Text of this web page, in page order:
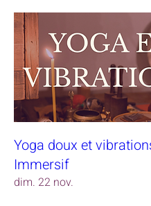
Yoga doux et
Immersif
dim. 22 nov.